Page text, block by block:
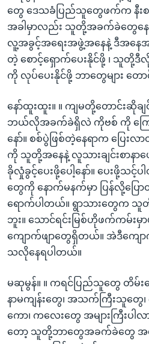
တွေ ဒေသခံပြည်သူတွေဖက်က နီးစ
အခါမှာလည်း သူတို့အခက်ခဲတွေန
လူ့အခွင့်အရေးအဖွဲ့အနေနဲ့ ဒီအနေအထ
တဲ့ စောင့်ရှောက်ပေးနိုင်ဖို့ ၊ သူတို့ဒီ
ကို လုပ်ပေးနိုင်ဖို့ ဘာတွေများ တေ
နော်ထူးထူး။ ။ ကျမတို့တောင်းဆို
ဘယ်လိုအခက်ခဲရှိလဲ ကိုဗစ် ကို ကြေ
နော်။ စစ်ပွဲဖြစ်တဲ့နေရာက ပြေး
ကို သူတို့အနေနဲ့ လူသားချင်းစာနာ
ခိုလှုံခွင့်ပေးဖို့ပေါ့နော်။ ပေးဖို့သင့်
တွေကို နောက်မနက်မှာ ပြန်လို့ပြေ
ရောက်ပါတယ်။ ရွာသားတွေက သူတို့
ဘူး။ သောင်ရင်းမြစ်ဟိုဖက်ကမ်းမှာ
ကျောက်ဖျာတွေရှိတယ်။ အဲဒီကျော
သလိုနေရပါတယ်။
မဆုမွန်။ ။ ကရင်ပြည်သူတွေ တိမ်း
နာမကျန်းတွေ၊ အသက်ကြီးသူတွေ
ကော၊ ကလေးတွေ အများကြီးပါ
တော့ သူတို့ဘာတွေအခက်ခဲတွေ အရ